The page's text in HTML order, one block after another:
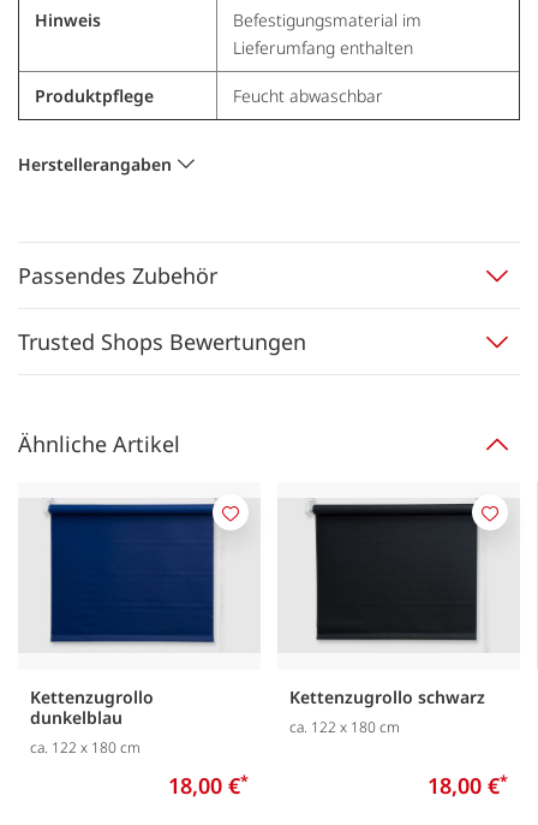
Hinweis
Befestigungsmaterial im
Lieferumfang enthalten
Produktpflege Feucht abwaschbar
Herstellerangaben
Passendes Zubehör
Trusted Shops Bewertungen
Ähnliche Artikel
Kettenzugrollo
dunkelblau
ca. 122 x 180 cm
18,00 €*
Merken
Kettenzugrollo schwarz
ca. 122 x 180 cm
18,00 €*